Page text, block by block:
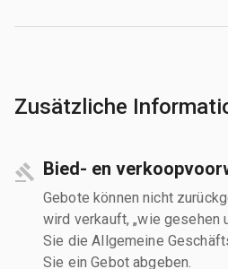
Zusätzliche
Bied- en
Gebote können nicht
wird verkauft, „wie gesehen
Sie die Allgemeine
Sie ein Gebot abgeben.